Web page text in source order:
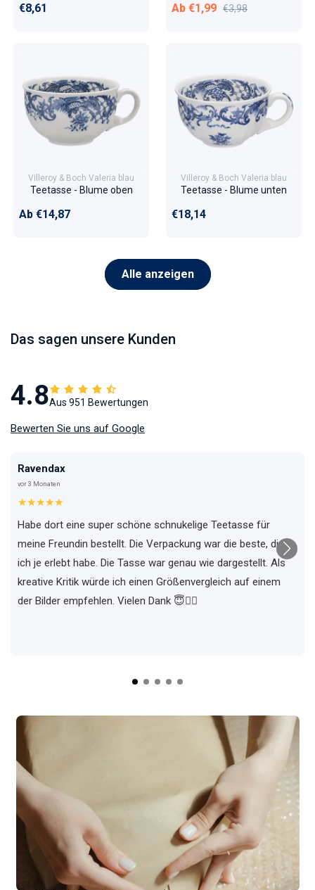
Normaler Preis
€8,61 Verkaufspreis
Ab €1,99 Normaler Preis
€3,98
Villeroy & Boch Valeria blau
Teetasse - Blume oben
Normaler Preis
Ab €14,87
Villeroy & Boch Valeria blau
Teetasse - Blume unten
Normaler Preis
€18,14
Alle anzeigen
Das sagen unsere Kunden
4.8Aus 951 Bewertungen
Bewerten Sie uns auf Google
Ravendax
vor 3 Monaten
★★★★★
Habe dort eine super schöne schnukelige Teetasse für
meine Freundin bestellt. Die Verpackung war die beste, die
ich je erlebt habe. Die Tasse war genau wie dargestellt. Als
kreative Kritik würde ich einen Größenvergleich auf einem
der Bilder empfehlen. Vielen Dank 😇✌🏼